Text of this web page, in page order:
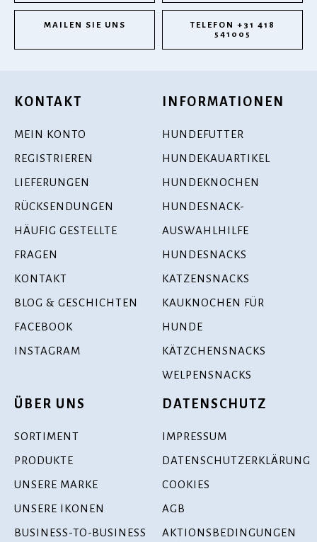
MAILEN SIE UNS
TELEFON +31 418
541005
KONTAKT
MEIN KONTO
REGISTRIEREN
LIEFERUNGEN
RÜCKSENDUNGEN
HÄUFIG GESTELLTE
FRAGEN
KONTAKT
BLOG & GESCHICHTEN
FACEBOOK
INSTAGRAM
INFORMATIONEN
HUNDEFUTTER
HUNDEKAUARTIKEL
HUNDEKNOCHEN
HUNDESNACK-
AUSWAHLHILFE
HUNDESNACKS
KATZENSNACKS
KAUKNOCHEN FÜR
HUNDE
KÄTZCHENSNACKS
WELPENSNACKS
ÜBER UNS
SORTIMENT
PRODUKTE
UNSERE MARKE
UNSERE IKONEN
BUSINESS-TO-BUSINESS
DATENSCHUTZ
IMPRESSUM
DATENSCHUTZERKLÄRUNG
COOKIES
AGB
AKTIONSBEDINGUNGEN